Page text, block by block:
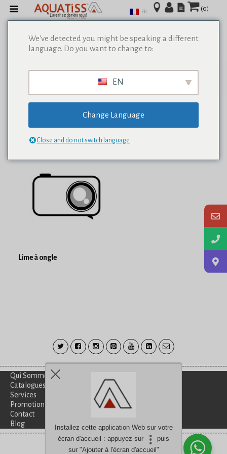
(0)
Lime à ongle
FR
We've detected you might be speaking a different
language. Do you want to change to:
EN
Change Language
Close and do not switch language
Besoin d'aide?discutez avec nous
Qui Sommes-Nous?
Catalogues
Services
Promotion
Contact
Blog
Installez cette application Web sur votre
écran d'accueil : appuyez sur
puis
sur "Ajouter à l'écran d'accueil"